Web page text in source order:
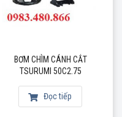
BƠM CHÌM CÁNH CẮT
TSURUMI 50C2.75
Đọc tiếp